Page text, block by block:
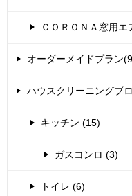
ＣＯＲＯＮＡ窓用エ
オーダーメイドプラン
ハウスクリーニングブ
キッチン (15)
ガスコンロ (3)
トイレ (6)